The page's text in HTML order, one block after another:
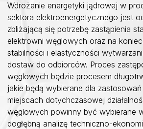
Wdrożenie energetyki jądrowej w
sektora elektroenergetycznego jest
zbliżającą się potrzebę zastąpienia
elektrowni węglowych oraz na
stabilności i elastyczności
dostaw do odbiorców. Proces
węglowych będzie procesem
jakie będą wybierane dla
miejscach dotychczasowej
węglowych powinny być wybierane
dogłębną analizę techniczno-